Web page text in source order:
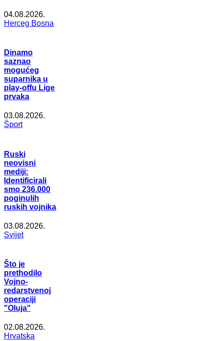
04.08.2026.
Herceg Bosna
Dinamo
saznao
mogućeg
suparnika u
play-offu Lige
prvaka
03.08.2026.
Šport
Ruski
neovisni
mediji:
Identificirali
smo 236.000
poginulih
ruskih vojnika
03.08.2026.
Svijet
Što je
prethodilo
Vojno-
redarstvenoj
operaciji
"Oluja"
02.08.2026.
Hrvatska